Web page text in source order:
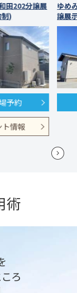
田202分譲展
)
予約
ト情報
ゆめ
譲展
術
ろ